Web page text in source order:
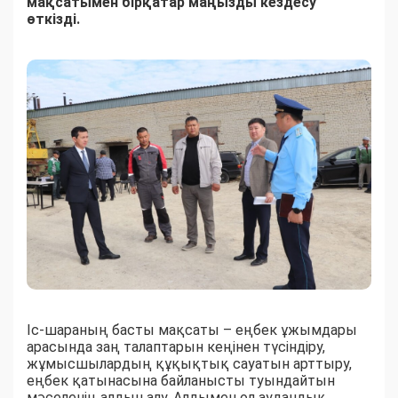
өткізді.
Іс-шараның басты мақсаты – еңбек ұжымдары
арасында заң талаптарын кеңінен түсіндіру,
жұмысшылардың құқықтық сауатын арттыру,
еңбек қатынасына байланысты туындайтын